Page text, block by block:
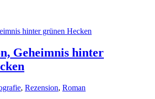
Geheimnis hinter
, Rezension, Roman